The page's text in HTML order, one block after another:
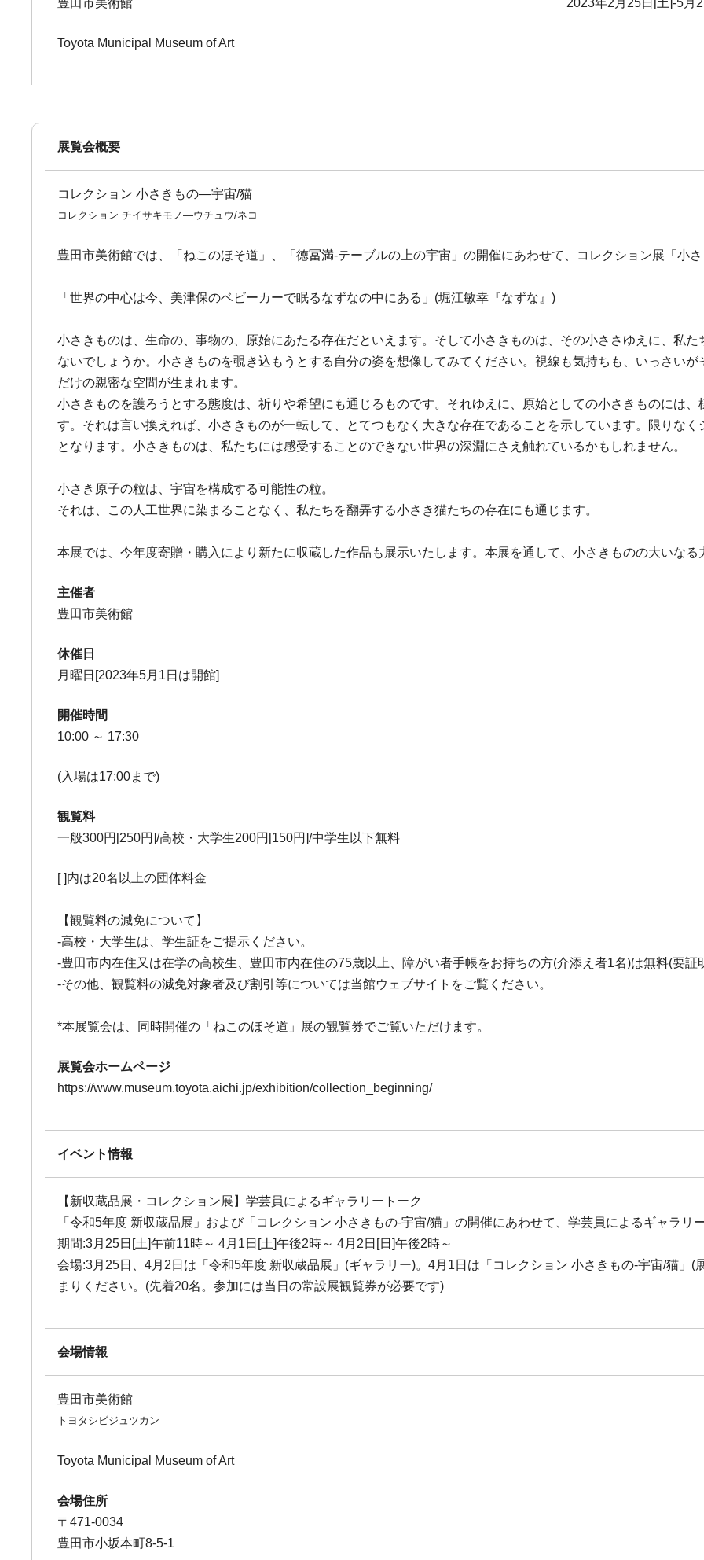
豊田市美術館
Toyota Municipal Museum of Art
2023年2月25日[土]-5月
展覧会概要
コレクション 小さきもの―宇宙/猫
コレクション チイサキモノ―ウチュウ/ネコ
豊田市美術館では、「ねこのほそ道」、「徳冨満-テーブルの上の宇宙」の開催にあわせて、コレクション展「小
「世界の中心は今、美津保のベビーカーで眠るなずなの中にある」(堀江敏幸『なずな』)
小さきものは、生命の、事物の、原始にあたる存在だといえます。そして小さきものは、その小ささゆえに、私
ないでしょうか。小さきものを覗き込もうとする自分の姿を想像してみてください。視線も気持ちも、いっさい
だけの親密な空間が生まれます。
小さきものを護ろうとする態度は、祈りや希望にも通じるものです。それゆえに、原始としての小さきものには
す。それは言い換えれば、小さきものが一転して、とてつもなく大きな存在であることを示しています。限りな
となります。小さきものは、私たちには感受することのできない世界の深淵にさえ触れているかもしれません。
小さき原子の粒は、宇宙を構成する可能性の粒。
それは、この人工世界に染まることなく、私たちを翻弄する小さき猫たちの存在にも通じます。
本展では、今年度寄贈・購入により新たに収蔵した作品も展示いたします。本展を通して、小さきものの大いな
主催者
豊田市美術館
休催日
月曜日[2023年5月1日は開館]
開催時間
10:00 ～ 17:30
(入場は17:00まで)
観覧料
一般300円[250円]/高校・大学生200円[150円]/中学生以下無料
[ ]内は20名以上の団体料金
【観覧料の減免について】
-高校・大学生は、学生証をご提示ください。
-豊田市内在住又は在学の高校生、豊田市内在住の75歳以上、障がい者手帳をお持ちの方(介添え者1名)は無料(要証
-その他、観覧料の減免対象者及び割引等については当館ウェブサイトをご覧ください。
*本展覧会は、同時開催の「ねこのほそ道」展の観覧券でご覧いただけます。
展覧会ホームページ
https://www.museum.toyota.aichi.jp/exhibition/collection_beginning/
イベント情報
【新収蔵品展・コレクション展】学芸員によるギャラリートーク
「令和5年度 新収蔵品展」および「コレクション 小さきもの-宇宙/猫」の開催にあわせて、学芸員によるギャラリ
期間:3月25日[土]午前11時～ 4月1日[土]午後2時～ 4月2日[日]午後2時～
会場:3月25日、4月2日は「令和5年度 新収蔵品展」(ギャラリー)。4月1日は「コレクション 小さきもの-宇宙/猫」
まりください。(先着20名。参加には当日の常設展観覧券が必要です)
会場情報
豊田市美術館
トヨタシビジュツカン
Toyota Municipal Museum of Art
会場住所
〒471-0034
豊田市小坂本町8-5-1